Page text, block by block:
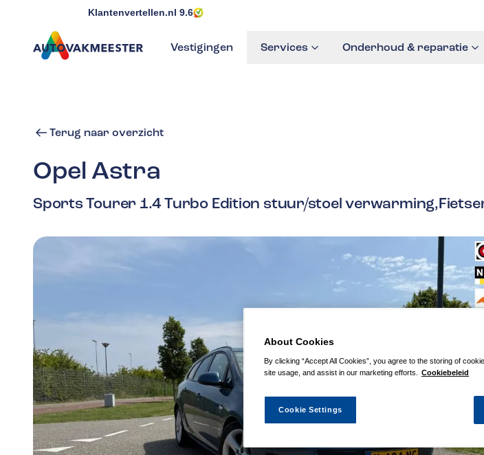
Klantenvertellen.nl 9.6
Vestigingen Services Onderhoud & reparatie
Terug naar overzicht
Opel Astra
Sports Tourer 1.4 Turbo Edition stuur/stoel
About Cookies
By clicking “Accept All Cookies”, you agree to the storing of
site usage, and assist in our marketing efforts.
Cookiebeleid
Cookie Settings